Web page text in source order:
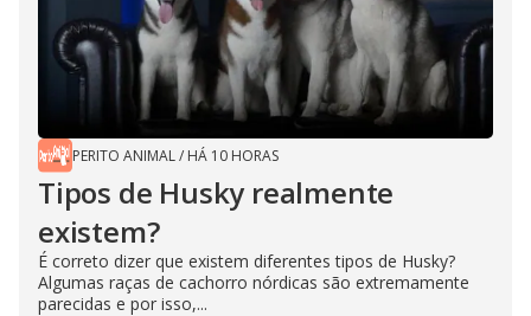
PERITO ANIMAL/ HÁ 10 HORAS
Tipos de Husky realmente
existem?
É correto dizer que existem diferentes tipos de Husky?
Algumas raças de cachorro nórdicas são extremamente
parecidas e por isso,...